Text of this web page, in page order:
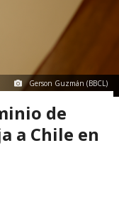
Gerson Guzmán (BBCL)
de
a Chile en